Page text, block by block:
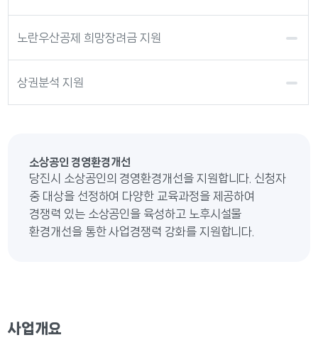
노란우산공제 희망장려금 지원
상권분석 지원
소상공인 경영환경개선
당진시 소상공인의 경영환경개선을 지원합니다. 신청자
중 대상을 선정하여 다양한 교육과정을 제공하여
경쟁력 있는 소상공인을 육성하고 노후시설물
환경개선을 통한 사업경쟁력 강화를 지원합니다.
사업개요